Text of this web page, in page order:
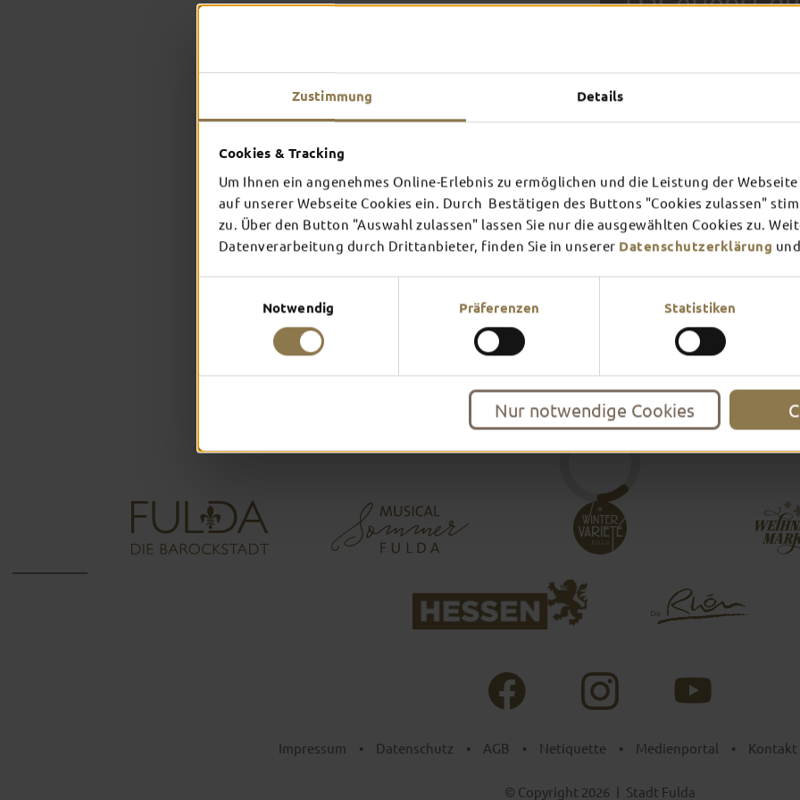
Zustimmung Details
Cookies & Tracking
Um Ihnen ein angenehmes Online-Erlebnis zu ermöglichen und die Leistung der
auf unserer Webseite Cookies ein. Durch Bestätigen des Buttons "Cookies zulassen"
zu. Über den Button "Auswahl zulassen" lassen Sie nur die ausgewählten Cookies zu.
Datenverarbeitung durch Drittanbieter, finden Sie in unserer Datenschutzerklärung
Notwendig Präferenzen Statistiken
Nur notwendige Cookies
THEATER
Mehr erfahren Mehr
FULDA AN
Inspiration ansehen
TOP-
In Fulda ist irgendwo immer
Theater – entdecke hier
Impressum • Datenschutz • AGB • Netiquette • Medienportal • Kontakt
© Copyright 2026 | Stadt Fulda